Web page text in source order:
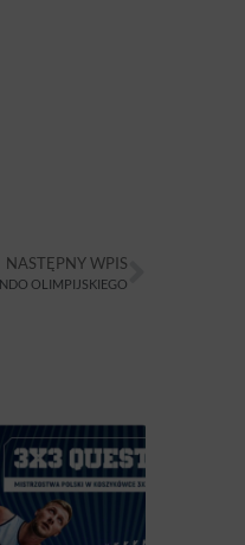
NASTĘPNY WPIS
OLIMPIJSKIEGO